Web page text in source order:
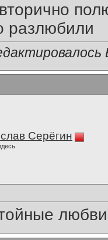
разлюбили
Серёгин